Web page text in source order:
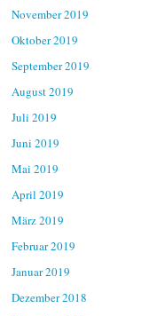
November 2019
Oktober 2019
September 2019
August 2019
Juli 2019
Juni 2019
Mai 2019
April 2019
März 2019
Februar 2019
Januar 2019
Dezember 2018